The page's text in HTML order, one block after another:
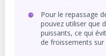
Pour le repassage
pouvez utiliser que
puissants, ce qui
de froissements sur